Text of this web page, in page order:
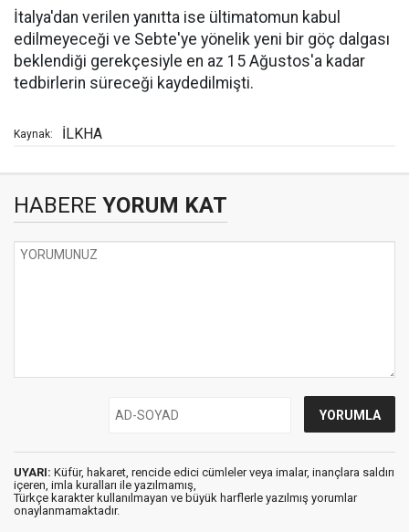
İtalya'dan verilen yanıtta ise ültimatomun kabul
edilmeyeceği ve Sebte'ye yönelik yeni bir göç dalgası
beklendiği gerekçesiyle en az 15 Ağustos'a kadar
tedbirlerin süreceği kaydedilmişti.
Kaynak: İLKHA
HABERE YORUM KAT
UYARI: Küfür, hakaret, rencide edici cümleler veya imalar, inançlara saldırı
içeren, imla kuralları ile yazılmamış,
Türkçe karakter kullanılmayan ve büyük harflerle yazılmış yorumlar
onaylanmamaktadır.